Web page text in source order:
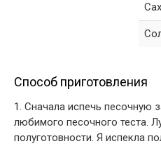
Способ приготовления
1. Сначала испечь песочную
любимого песочного теста.
полуготовности. Я испекла